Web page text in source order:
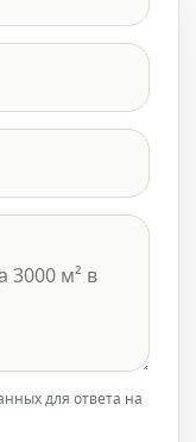
для ответа на